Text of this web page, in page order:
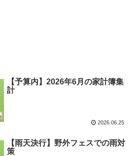
【予算内】2026年6月の家計簿集
計
2026.06.25
【雨天決行】野外フェスでの雨対
策